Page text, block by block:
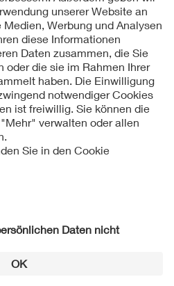
Elektronik